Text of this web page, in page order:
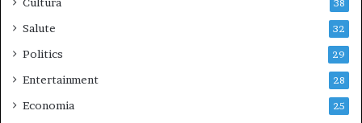
38
Salute 32
Politics 29
Entertainment 28
Economia 25